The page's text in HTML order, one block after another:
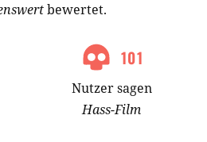
bewertet.
101
Nutzersagen
Hass-Film